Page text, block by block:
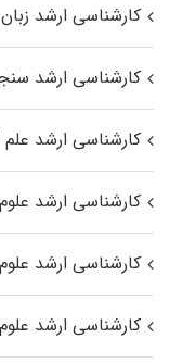
کارشناسی ارشد
کارشناسی ارشد
کارشناسی ارشد
کارشناسی ارشد
کارشناسی ارشد
کارشناسی ارشد